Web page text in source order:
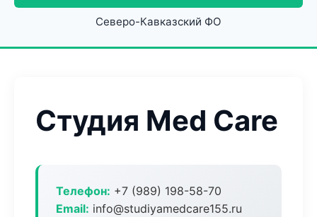
Северо-Кавказский ФО
Студия Med Care
Телефон: +7 (989) 198-58-70
Email: info@studiyamedcare155.ru